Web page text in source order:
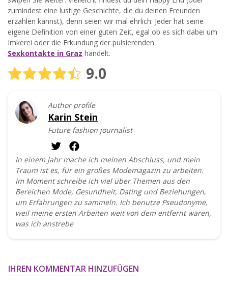
zumindest eine lustige Geschichte, die du deinen Freunden
erzählen kannst), denn seien wir mal ehrlich: Jeder hat seine
eigene Definition von einer guten Zeit, egal ob es sich dabei um
Imkerei oder die Erkundung der pulsierenden
Sexkontakte in Graz handelt.
9.0
Author profile
Karin Stein
Future fashion journalist
In einem Jahr mache ich meinen Abschluss, und mein
Traum ist es, für ein großes Modemagazin zu arbeiten.
Im Moment schreibe ich viel über Themen aus den
Bereichen Mode, Gesundheit, Dating und Beziehungen,
um Erfahrungen zu sammeln. Ich benutze Pseudonyme,
weil meine ersten Arbeiten weit von dem entfernt waren,
was ich anstrebe
IHREN KOMMENTAR HINZUFÜGEN